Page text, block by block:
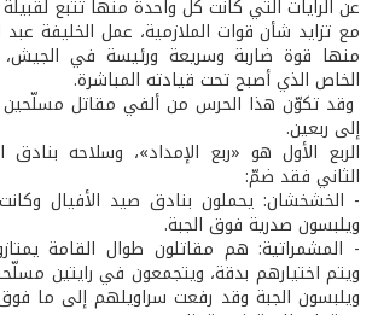
عن الرايات التي كانت كل واحدة منها تتبع
مع تزايد شأن قوات الملازمية، عمل الخليفة
منها قوة ضاربة وسريعة ورئيسة في
الخاص الذي أصبح تحت قيادته المباشرة.
وقد تكوّن هذا الحرس من ألفي مقاتل مسلّحين
إلى ربعين.
الربع الأول هو «ربع الإمداد»، وسلاحه بنادق
الثاني فقد ضمّ:
- الخشخشان: يحملون بنادق صيد الأفيال
ويلبسون صدرية فوق الجبة.
- المشمراتية: هم مقاتلون طوال القامة
ويتم اختيارهم بدقة، ويتجمعون في رايتين
ويلبسون الجبة وقد رفعت سراويلهم إلى ما فوق